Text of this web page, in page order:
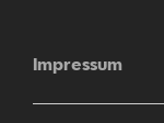
Impressum